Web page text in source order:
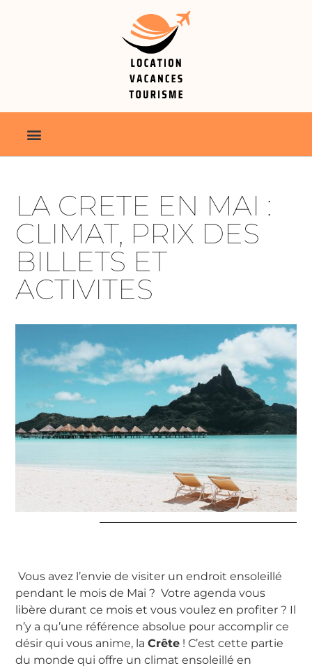
LA CRETE EN MAI :
CLIMAT, PRIX DES
BILLETS ET
ACTIVITES
Vous avez l’envie de visiter un endroit ensoleillé
pendant le mois de Mai ? Votre agenda vous
libère durant ce mois et vous voulez en profiter ? Il
n’y a qu’une référence absolue pour accomplir ce
désir qui vous anime, laCrête ! C’est cette partie
du monde qui offre un climat ensoleillé en